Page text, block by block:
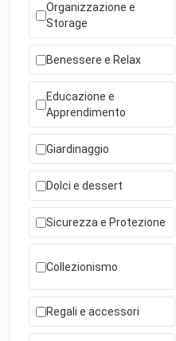
Organizzazione e
Storage
Benessere e Relax
Educazione e
Apprendimento
Giardinaggio
Dolci e dessert
Sicurezza e Protezione
Collezionismo
Regali e accessori